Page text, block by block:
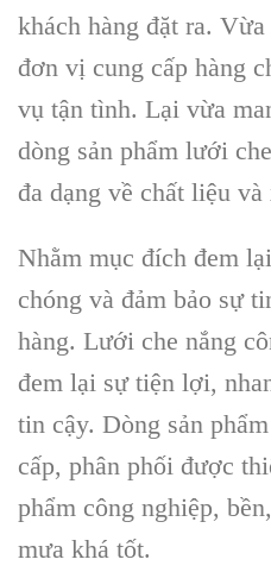
khách hàng đặt ra.
đơn vị cung cấp hàng
vụ tận tình. Lại vừa
dòng sản phẩm lưới
đa dạng về chất liệu và
Nhằm mục đích đem
chóng và đảm bảo sự
hàng. Lưới che nắng
đem lại sự tiện lợi,
tin cậy. Dòng sản
cấp, phân phối được
phẩm công nghiệp,
mưa khá tốt.